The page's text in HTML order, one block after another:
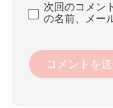
次回のコメン
の名前、メー